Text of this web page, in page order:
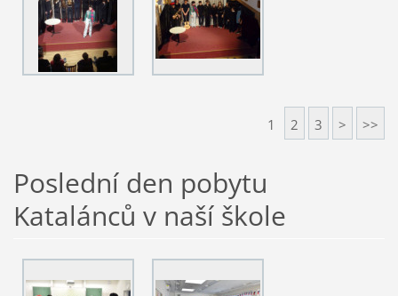
1 2 3 > >>
Poslední den pobytu
Katalánců v naší škole